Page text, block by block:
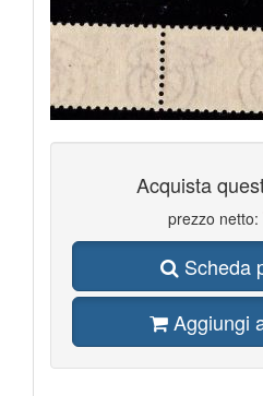
Acquista
prezzo netto:
Scheda
Aggiungi